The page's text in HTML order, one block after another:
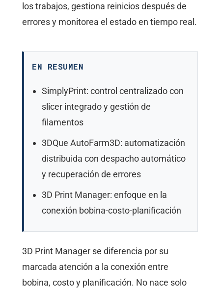
los trabajos, gestiona reinicios después de
errores y monitorea el estado en tiempo real.
EN RESUMEN
SimplyPrint: control centralizado con
slicer integrado y gestión de
filamentos
3DQue AutoFarm3D: automatización
distribuida con despacho automático
y recuperación de errores
3D Print Manager: enfoque en la
conexión bobina-costo-planificación
3D Print Manager se diferencia por su
marcada atención a la conexión entre
bobina, costo y planificación. No nace solo